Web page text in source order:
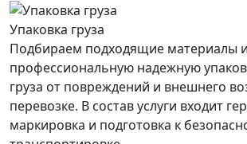
Упаковка груза
Подбираем подходящие материалы
профессиональную надежную
груза от повреждений и внешнего
перевозке. В состав услуги входит
маркировка и подготовка к